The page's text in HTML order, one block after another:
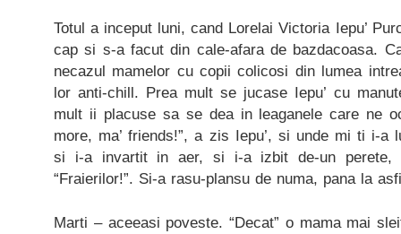
Totul a inceput luni, cand Lorelai Victoria Iepu’
cap si s-a facut din cale-afara de bazdacoasa.
necazul mamelor cu copii colicosi din lumea
lor anti-chill. Prea mult se jucase Iepu’ cu
mult ii placuse sa se dea in leaganele care ne
more, ma’ friends!”, a zis Iepu’, si unde mi ti i-a
si i-a invartit in aer, si i-a izbit de-un
“Fraierilor!”. Si-a rasu-plansu de numa, pana la
Marti – aceeasi poveste. “Decat” o mama mai